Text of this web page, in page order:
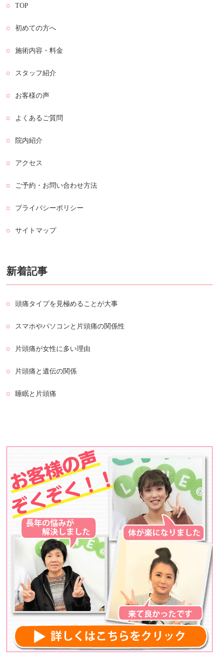
TOP
初めての方へ
施術内容・料金
スタッフ紹介
お客様の声
よくあるご質問
院内紹介
アクセス
ご予約・お問い合わせ方法
プライバシーポリシー
サイトマップ
新着記事
頭痛タイプを見極めることが大事
スマホやパソコンと片頭痛の関係性
片頭痛が女性に多い理由
片頭痛と遺伝の関係
睡眠と片頭痛